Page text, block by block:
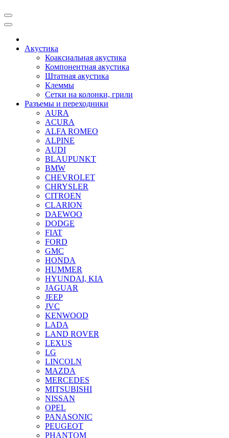
Акустика
Коаксиальная акустика
Компонентная акустика
Штатная акустика
Клеммы
Сетки на колонки, грили
Разъемы и переходники
AURA
ACURA
ALFA ROMEO
ALPINE
AUDI
BLAUPUNKT
BMW
CHEVROLET
CHRYSLER
CITROEN
CLARION
DAEWOO
DODGE
FIAT
FORD
GMC
HONDA
HUMMER
HYUNDAI, KIA
JAGUAR
JEEP
JVC
KENWOOD
LADA
LAND ROVER
LEXUS
LG
LINCOLN
MAZDA
MERCEDES
MITSUBISHI
NISSAN
OPEL
PANASONIC
PEUGEOT
PHANTOM